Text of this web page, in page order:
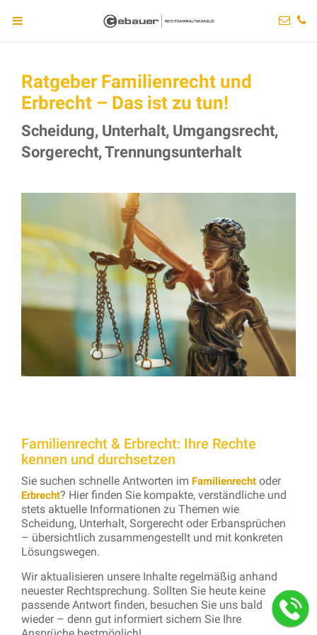
Ratgeber Familienrecht und
Erbrecht – Das ist zu tun!
Scheidung, Unterhalt, Umgangsrecht,
Sorgerecht, Trennungsunterhalt
Familienrecht & Erbrecht: Ihre Rechte
kennen und durchsetzen
Sie suchen schnelle Antworten im Familienrecht oder
Erbrecht? Hier finden Sie kompakte, verständliche und
stets aktuelle Informationen zu Themen wie
Scheidung, Unterhalt, Sorgerecht oder Erbansprüchen
– übersichtlich zusammengestellt und mit konkreten
Lösungswegen.
Wir aktualisieren unsere Inhalte regelmäßig anhand
neuester Rechtsprechung. Sollten Sie heute keine
passende Antwort finden, besuchen Sie uns bald
wieder – denn gut informiert sichern Sie Ihre